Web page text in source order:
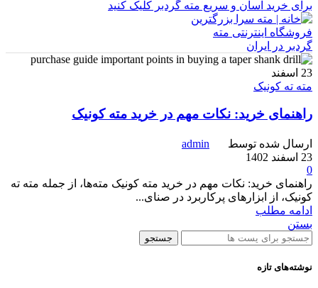
برای خرید آسان و سریع مته گردبر کلیک کنید
23 اسفند
مته ته کونیک
راهنمای خرید: نکات مهم در خرید مته کونیک
ارسال شده توسط
admin
23 اسفند 1402
0
راهنمای خرید: نکات مهم در خرید مته کونیک مته‌ها، از جمله مته ته
کونیک، از ابزارهای پرکاربرد در صنای...
ادامه مطلب
بستن
جستجو
نوشته‌های تازه